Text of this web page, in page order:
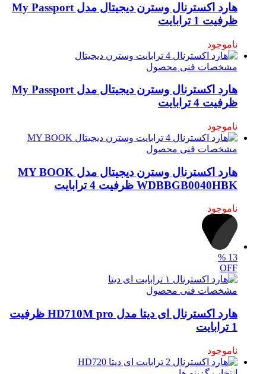
هارد اکسترنال وسترن دیجیتال مدل My Passport
ظرفیت 1 ترابایت
ناموجود
مشخصات فنی محصول
هارد اکسترنال وسترن دیجیتال مدل My Passport
ظرفیت 4 ترابایت
ناموجود
مشخصات فنی محصول
هارد اکسترنال وسترن دیجیتال مدل MY BOOK
WDBBGB0040HBK ظرفیت 4 ترابایت
ناموجود
13
%
OFF
مشخصات فنی محصول
هارد اکسترنال ای دیتا مدل HD710M pro ظرفیت
1 ترابایت
ناموجود